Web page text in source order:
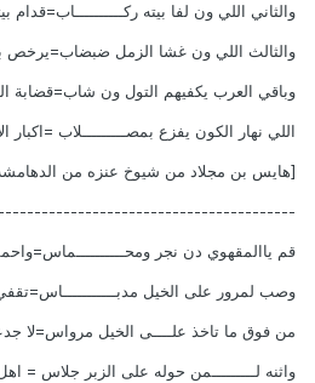
والثاني اللي ون لفا بيته ركــــــــــاب=قدام
والثالث اللي ون غشا الزمل ضبضاب=يرخص
وباقي العرب يكفيهم التول ون شاب=قضابة
اللي نهار الكون يفزع بمصـــــــــلاب
[هايس بن مجلاد من شيوخ عنزه من
قم ياالمقهوي دن نجر
وصب لمرور على الخيل
من فوق ما تاخذ علــــى الخيل مرواس=لا
واثنه لـــــــــمن حوله على الزبر جلاس =